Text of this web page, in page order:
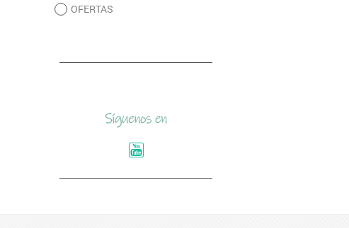
OFERTAS